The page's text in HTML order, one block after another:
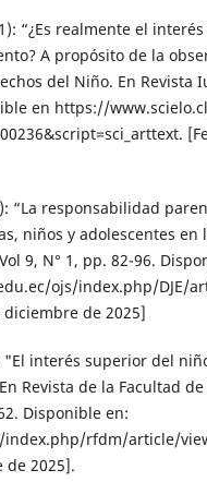
“¿Es realmente el
A propósito de la
del Niño. En Revista
en https://
“La responsabilidad
niños y adolescentes en
9, N° 1, pp. 82-96.
ojs/index.php/DJE/
diciembre de 2025]
"El interés superior del
Revista de la Facultad
Disponible en:
rfdm/article/
de 2025].